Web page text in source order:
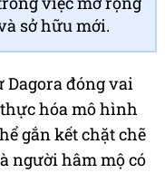
sở hữu mới.
Dagora đóng vai
hóa mô hình
gắn kết chặt chẽ
người hâm mộ có